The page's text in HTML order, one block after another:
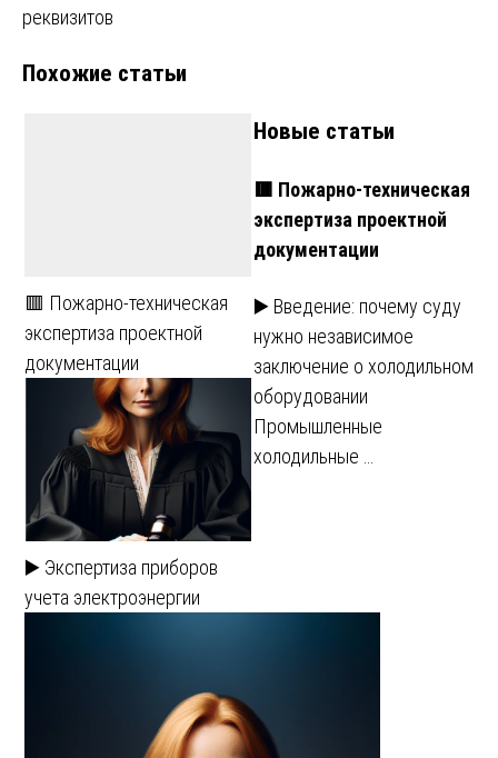
записям
реквизитов
Похожие статьи
🟥 Пожарно-техническая
экспертиза проектной
документации
▶️ Экспертиза приборов
учета электроэнергии
Новые статьи
🟥 Пожарно-техническая
экспертиза проектной
документации
▶️ Введение: почему суду
нужно независимое
заключение о холодильном
оборудовании
Промышленные
холодильные …